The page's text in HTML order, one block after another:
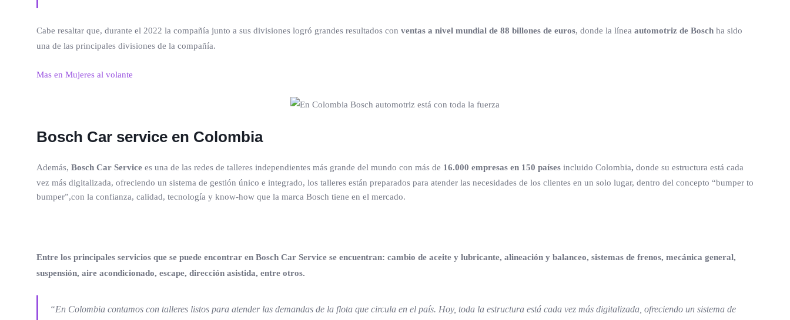
Cabe resaltar que, durante el 2022 la compañía junto a sus divisiones logró grandes resultados con ventas a nivel mundial de 88 billones de euros, donde la línea automotriz de Bosch ha sido
una de las principales divisiones de la compañía.
Mas en Mujeres al volante
Bosch Car service en Colombia
Además, Bosch Car Service es una de las redes de talleres independientes más grande del mundo con más de 16.000 empresas en 150 países incluido Colombia, donde su estructura está cada
vez más digitalizada, ofreciendo un sistema de gestión único e integrado, los talleres están preparados para atender las necesidades de los clientes en un solo lugar, dentro del concepto “bumper to
bumper”,con la confianza, calidad, tecnología y know-how que la marca Bosch tiene en el mercado.
Entre los principales servicios que se puede encontrar en Bosch Car Service se encuentran: cambio de aceite y lubricante, alineación y balanceo, sistemas de frenos, mecánica general,
suspensión, aire acondicionado, escape, dirección asistida, entre otros.
“En Colombia contamos con talleres listos para atender las demandas de la flota que circula en el país. Hoy, toda la estructura está cada vez más digitalizada, ofreciendo un sistema de